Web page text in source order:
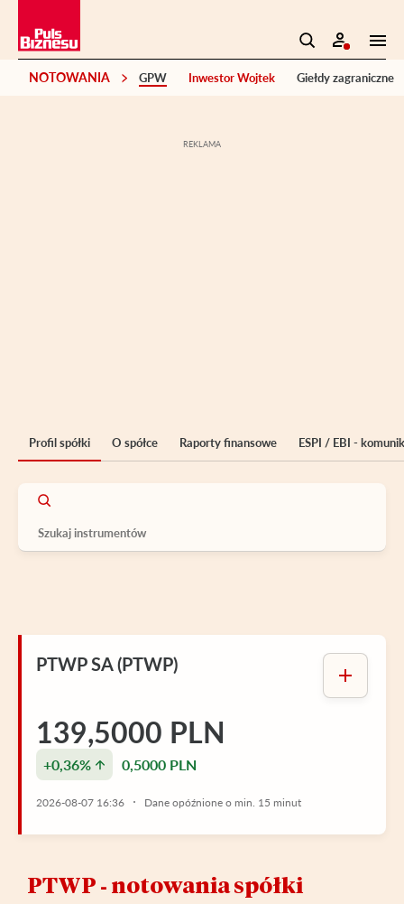
NOTOWANIA GPW Inwestor Wojtek Giełdy zagraniczne
Profil spółki O spółce Raporty finansowe ESPI / EBI -
PTWP SA (PTWP)
139,5000 PLN
+0,36% 0,5000 PLN
2026-08-07 16:36 Dane opóźnione o min. 15 minut
PTWP ‑ notowania spółki